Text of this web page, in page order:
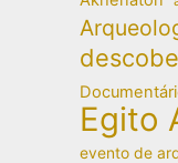
Egito
evento de